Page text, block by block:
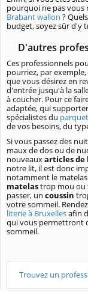
pourquoi ne pas vous
Brabant wallon ?
budget, soyez sûr d'y
D'autres
Ces professionnels
pourriez, par
que vous désirez en
d'entrée jusqu'à la
à coucher. Pour ce
adaptée, qui
spécialistes du
de vos besoins, du
Si vous passez des
maux de dos ou de
nouveauxarticles
notre lit, il est donc
notamment le
matelastrop mou ou
passer, un coussin
votre sommeil.
literie à Bruxellesafin
qui vous permettront
sommeil.
Trouvez un